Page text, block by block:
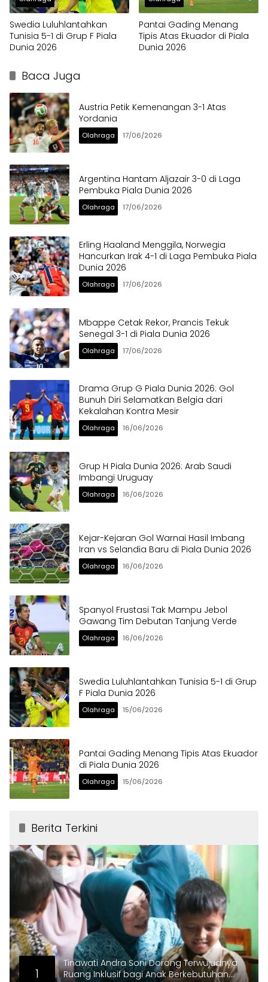
Swedia Luluhlantahkan
Tunisia 5-1 di Grup F Piala
Dunia 2026
Pantai Gading Menang
Tipis Atas Ekuador di Piala
Dunia 2026
Baca Juga
Austria Petik Kemenangan 3-1 Atas
Yordania
Olahraga 17/06/2026
Argentina Hantam Aljazair 3-0 di Laga
Pembuka Piala Dunia 2026
Olahraga 17/06/2026
Erling Haaland Menggila, Norwegia
Hancurkan Irak 4-1 di Laga Pembuka Piala
Dunia 2026
Olahraga 17/06/2026
Mbappe Cetak Rekor, Prancis Tekuk
Senegal 3-1 di Piala Dunia 2026
Olahraga 17/06/2026
Drama Grup G Piala Dunia 2026: Gol
Bunuh Diri Selamatkan Belgia dari
Kekalahan Kontra Mesir
Olahraga 16/06/2026
Grup H Piala Dunia 2026: Arab Saudi
Imbangi Uruguay
Olahraga 16/06/2026
Kejar-Kejaran Gol Warnai Hasil Imbang
Iran vs Selandia Baru di Piala Dunia 2026
Olahraga 16/06/2026
Spanyol Frustasi Tak Mampu Jebol
Gawang Tim Debutan Tanjung Verde
Olahraga 16/06/2026
Swedia Luluhlantahkan Tunisia 5-1 di Grup
F Piala Dunia 2026
Olahraga 15/06/2026
Pantai Gading Menang Tipis Atas Ekuador
di Piala Dunia 2026
Olahraga 15/06/2026
Berita Terkini
1
Tinawati Andra Soni Dorong Terwujudnya
Ruang Inklusif bagi Anak Berkebutuhan